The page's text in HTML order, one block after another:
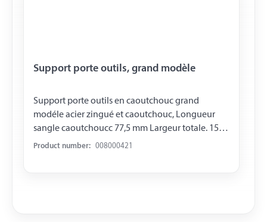
Support porte outils, grand modèle
Support porte outils en caoutchouc grand
modéle acier zingué et caoutchouc, Longueur
sangle caoutchoucc 77,5 mm Largeur totale. 150
mm hauteur totale. 40 mm
Product number: 008000421